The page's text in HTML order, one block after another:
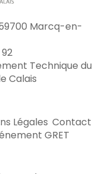
Marcq-en-
Technique du
Calais
Légales Contact
GRET